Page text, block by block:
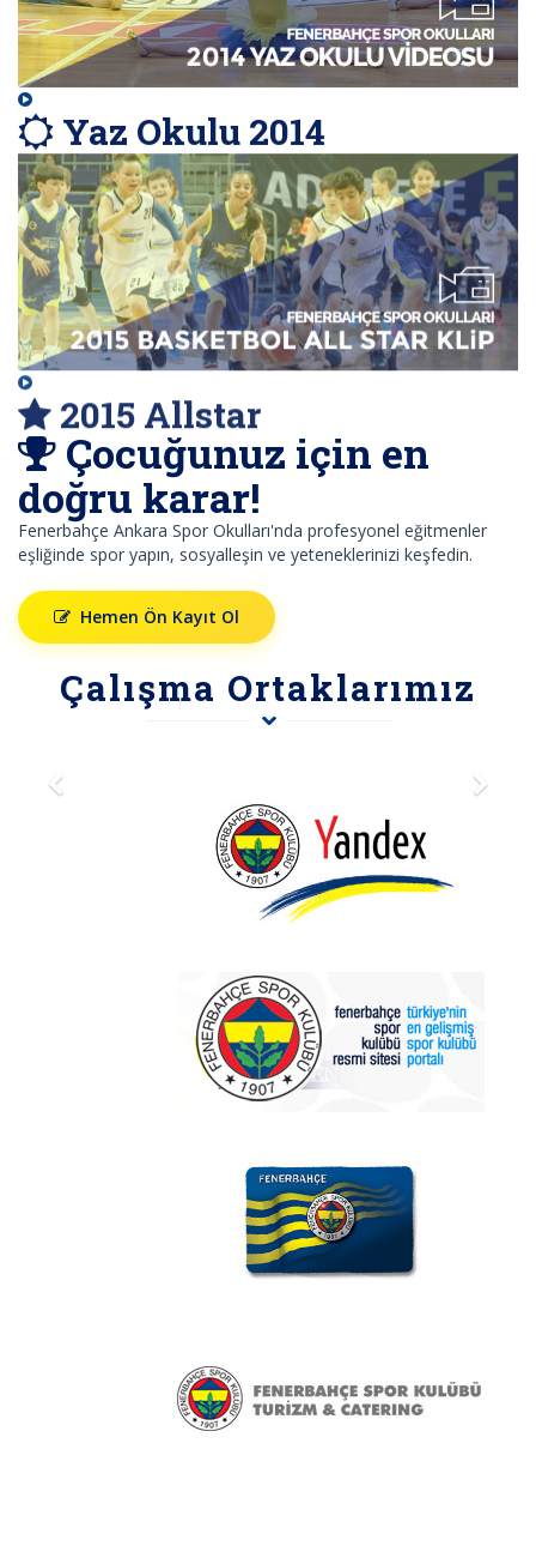
Yaz Okulu 2014
2015 Allstar
Çocuğunuz için en
doğru karar!
Fenerbahçe Ankara Spor Okulları'nda profesyonel eğitmenler
eşliğinde spor yapın, sosyalleşin ve yeteneklerinizi keşfedin.
Hemen Ön Kayıt Ol
Çalışma Ortaklarımız